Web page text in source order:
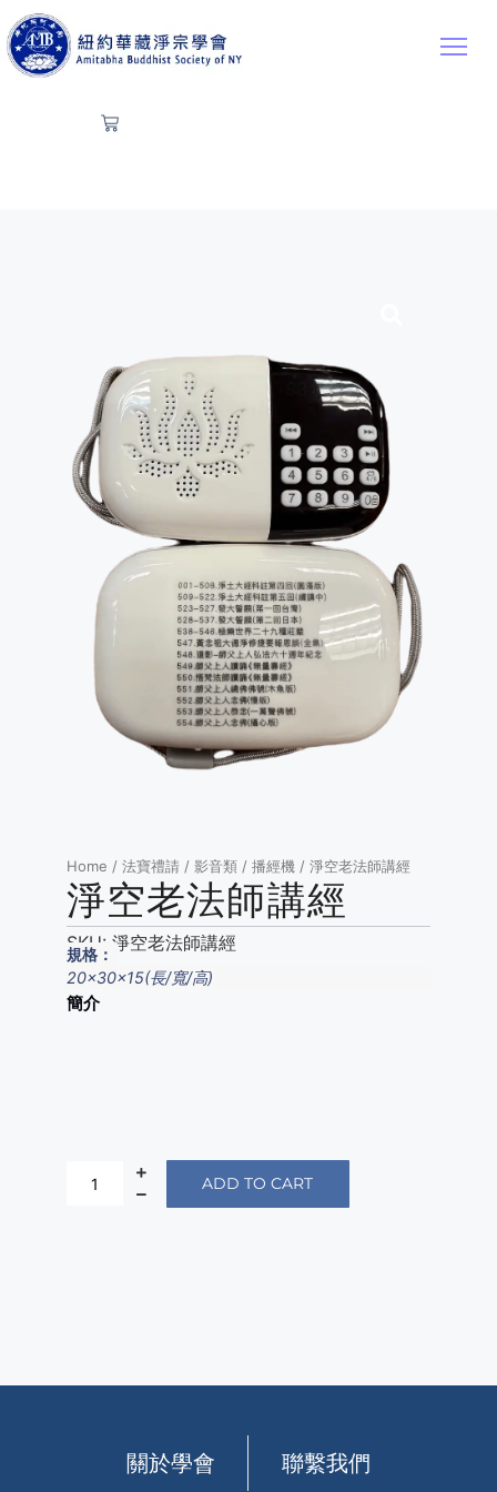
Home / 法寶禮請 / 影音類 / 播經機 / 淨空老法師講經
淨空老法師講經
SKU: 淨空老法師講經
規格：
20x30x15(長/寬/高)
簡介
ADD TO CART
關於學會 聯繫我們